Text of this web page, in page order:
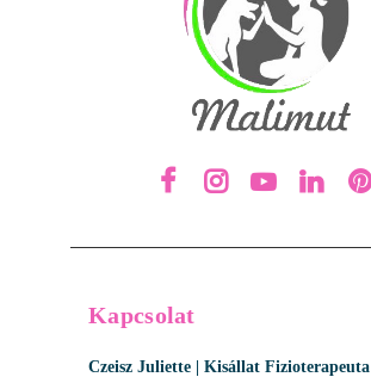
Kapcsolat
Czeisz Juliette | Kisállat Fizioterapeuta